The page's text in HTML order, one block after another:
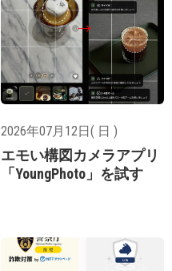
2026年07月12日( 日 )
エモい構図カメラアプリ
「YoungPhoto」を試す